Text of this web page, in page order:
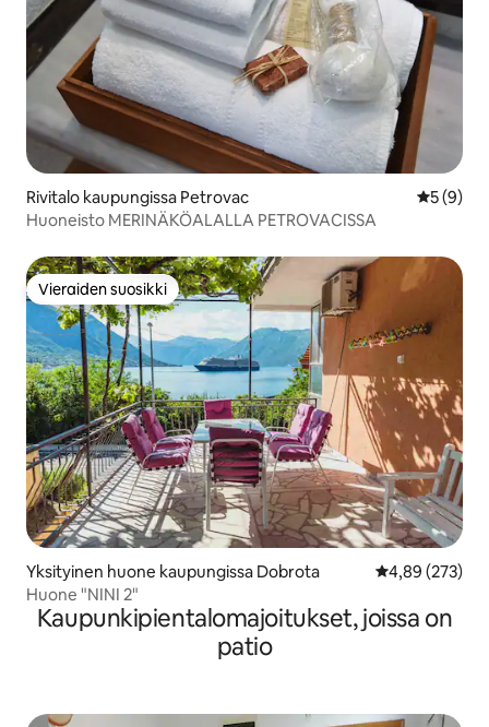
Rivitalo kaupungissa Petrovac
5 (9)
Huoneisto MERINÄKÖALALLA PETROVACISSA
Vieraiden suosikki
Vieraiden suosikki
Yksityinen huone kaupungissa Dobrota
4,89 (273)
Huone "NINI 2"
Kaupunkipientalomajoitukset, joissa on
patio